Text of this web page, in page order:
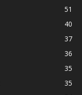
51
40
37
36
35
35